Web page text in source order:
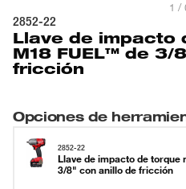
1 /
2852-22
Llave de impacto
M18 FUEL™ de 3/
fricción
Opciones de
2852-22
Llave de impacto de torque
3/8" con anillo de fricción